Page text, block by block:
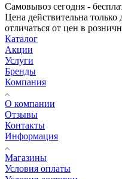
Самовывоз сегодня -
Цена действительна
отличаться от цен в
Каталог
Акции
Услуги
Бренды
Компания
О компании
Отзывы
Контакты
Информация
Магазины
Условия оплаты